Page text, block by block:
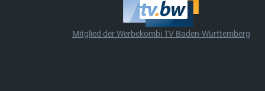
Mitglied der Werbekombi TV Baden-Württemberg